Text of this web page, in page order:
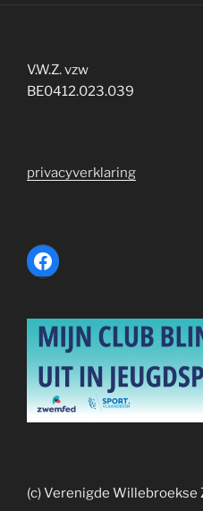
V.W.Z. vzw
BE0412.023.039
privacyverklaring
Facebook
(c) Verenigde Willebroekse